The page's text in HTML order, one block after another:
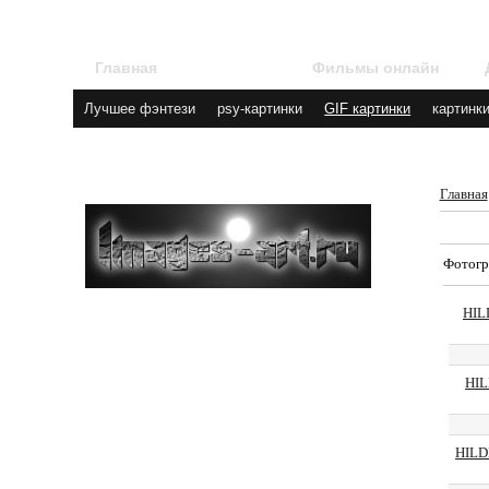
Главная
Лучшее фэнтези psy-картинки GIF картинки
Фильмы онлайн
Главная